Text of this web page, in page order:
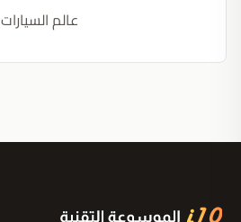
عالم السيارات